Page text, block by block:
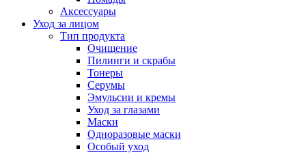
Аксессуары
Уход за лицом
Тип продукта
Очищение
Пилинги и скрабы
Тонеры
Серумы
Эмульсии и кремы
Уход за глазами
Маски
Одноразовые маски
Особый уход